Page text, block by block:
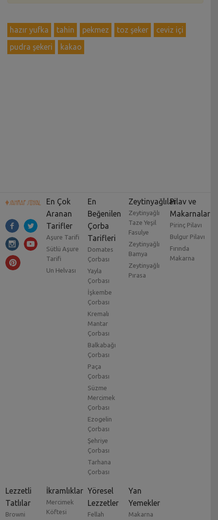
hazır yufka tahin pekmez toz şeker
ceviz içi
pudra şekeri
kakao
En Çok
Aranan
Tarifler
Aşure Tarifi
Sütlü Aşure
Tarifi
Un Helvası
En
Beğenilen
Çorba
Tarifleri
Domates
Çorbası
Yayla
Çorbası
İşkembe
Çorbası
Kremalı
Mantar
Çorbası
Balkabağı
Çorbası
Paça
Çorbası
Süzme
Mercimek
Çorbası
Ezogelin
Çorbası
Şehriye
Çorbası
Tarhana
Çorbası
Zeytinyağlılar
Zeytinyağlı
Taze Yeşil
Fasulye
Zeytinyağlı
Bamya
Zeytinyağlı
Pırasa
Pilav ve
Makarnalar
Pirinç Pilavı
Bulgur Pilavı
Fırında
Makarna
Lezzetli
Tatlılar
Browni
İkramlıklar
Mercimek
Köftesi
Yöresel
Lezzetler
Fellah
Yan
Yemekler
Makarna